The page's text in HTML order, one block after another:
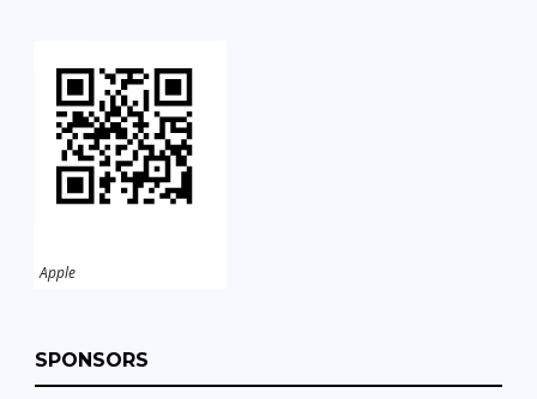
Apple
SPONSORS